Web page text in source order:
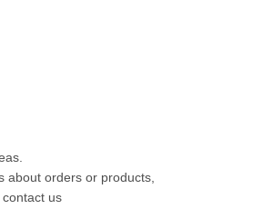
about orders or products,
us